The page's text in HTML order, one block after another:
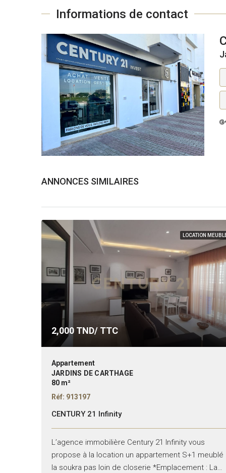
Informations de contact
ANNONCES SIMILAIRES
LOCATION
2,000 TND/ TTC
Appartement
JARDINS DE CARTHAGE
80 m²
Réf: 913197
CENTURY 21 Infinity
L’agence immobilière Century 21 Infinity vous
propose à la location un appartement S+1 meublé
la soukra pas loin de closerie *Emplacement : La